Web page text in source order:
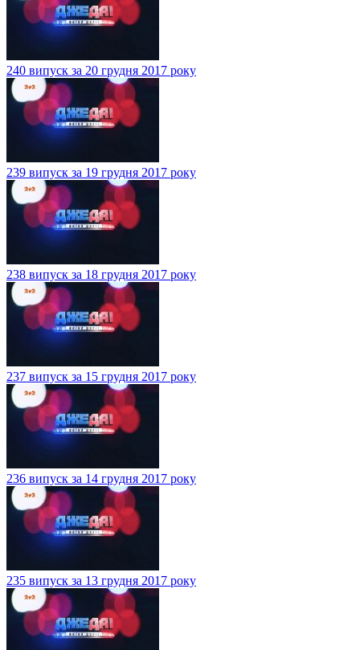
240 випуск за 20 грудня 2017 року
239 випуск за 19 грудня 2017 року
238 випуск за 18 грудня 2017 року
237 випуск за 15 грудня 2017 року
236 випуск за 14 грудня 2017 року
235 випуск за 13 грудня 2017 року